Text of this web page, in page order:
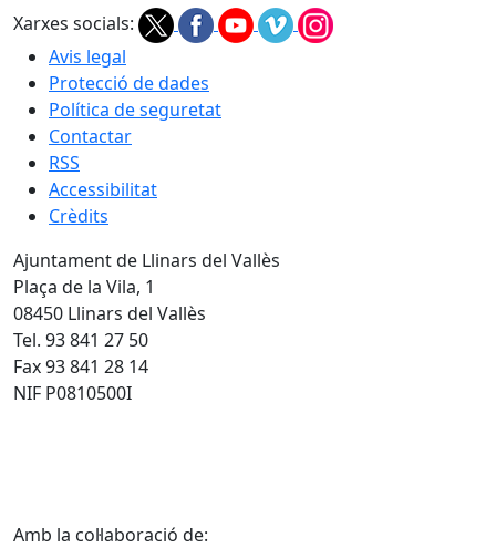
Xarxes socials:
Avis legal
Protecció de dades
Política de seguretat
Contactar
RSS
Accessibilitat
Crèdits
Ajuntament de Llinars del Vallès
Plaça de la Vila, 1
08450 Llinars del Vallès
Tel. 93 841 27 50
Fax 93 841 28 14
NIF P0810500I
Amb la col·laboració de: